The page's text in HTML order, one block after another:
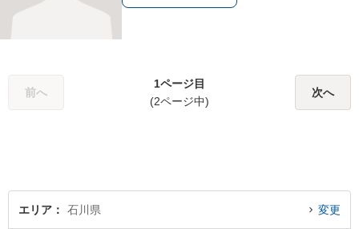
前へ
1ページ目
(2ページ中)
次へ
エリア 石川県 変更